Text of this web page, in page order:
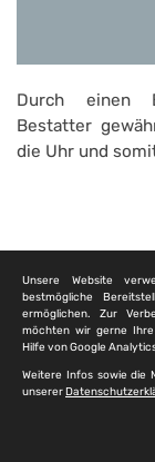
Durch einen
Bestatter
die Uhr und
Wir sind
Unsere Website
bestmögliche
ermöglichen. Zur
möchten wir gerne
Hilfe von Google
Weitere Infos sowie die
unserer